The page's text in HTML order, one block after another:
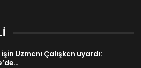
Uzmanı Çalışkan uyardı: